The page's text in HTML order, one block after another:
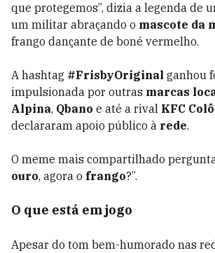
que protegemos”, dizia a legenda de
um militar abraçando o mascote da
frango dançante de boné vermelho.
A hashtag #FrisbyOriginal ganhou
impulsionada por outras marcas
Alpina, Qbano e até a rival KFC
declararam apoio público à rede.
O meme mais compartilhado
ouro, agora o frango?”.
O que está em jogo
Apesar do tom bem-humorado nas